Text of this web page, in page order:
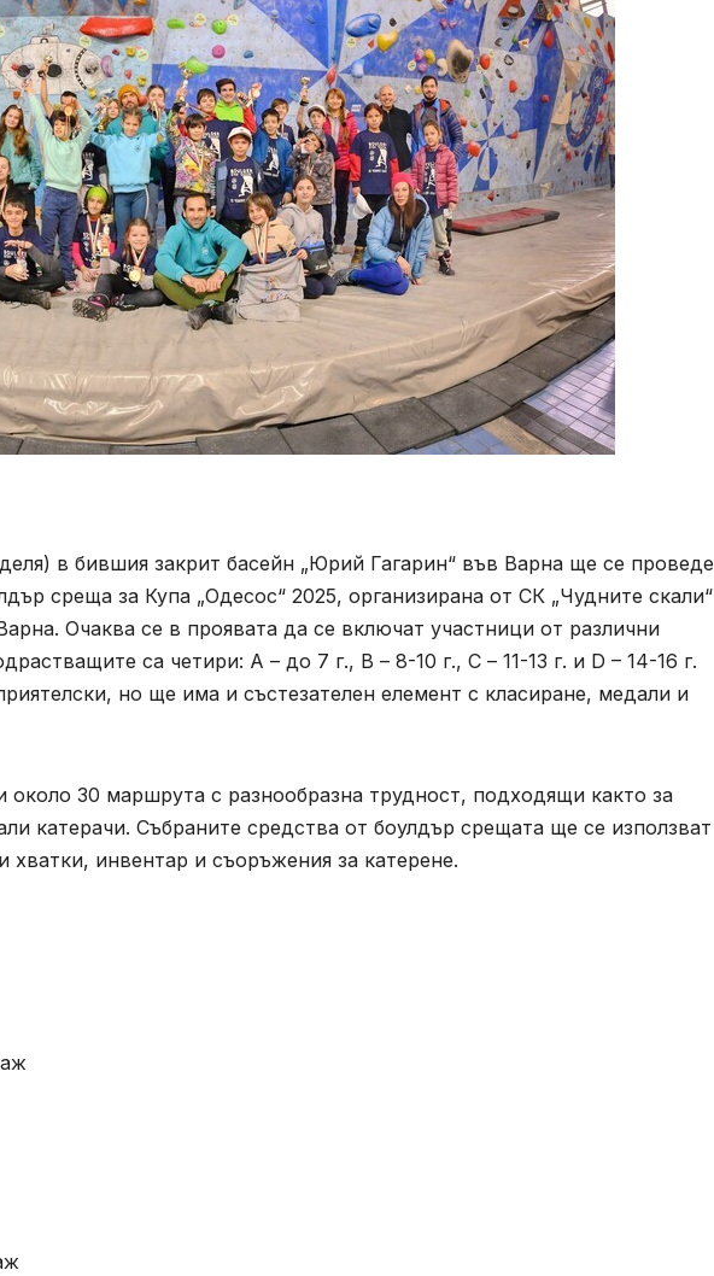
в бившия закрит басейн „Юрий Гагарин“ във Варна ще се проведе
среща за Купа „Одесос“ 2025, организирана от СК „Чудните скали“
Очаква се в проявата да се включат участници от различни
са четири: А – до 7 г., В – 8-10 г., С – 11-13 г. и D – 14-16 г.
но ще има и състезателен елемент с класиране, медали и
около 30 маршрута с разнообразна трудност, подходящи както за
катерачи. Събраните средства от боулдър срещата ще се използват
хватки, инвентар и съоръжения за катерене.